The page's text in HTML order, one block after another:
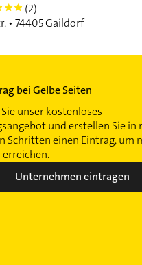
(2)
• 74405 Gaildorf
bei Gelbe Seiten
unser kostenloses
und erstellen Sie in
Schritten einen Eintrag, um
erreichen.
Unternehmen eintragen